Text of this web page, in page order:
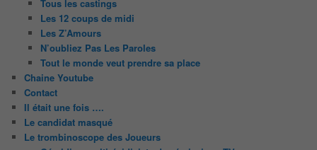
Tous les castings
Les 12 coups de midi
Les Z’Amours
N’oubliez Pas Les Paroles
Tout le monde veut prendre sa place
Chaine Youtube
Contact
Il était une fois ….
Le candidat masqué
Le trombinoscope des Joueurs